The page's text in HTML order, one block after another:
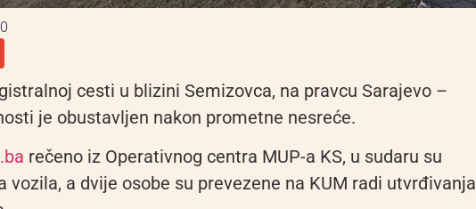
cesti u blizini Semizovca, na pravcu Sarajevo –
je obustavljen nakon prometne nesreće.
rečeno iz Operativnog centra MUP-a KS, u sudaru su
vozila, a dvije osobe su prevezene na KUM radi utvrđivanja